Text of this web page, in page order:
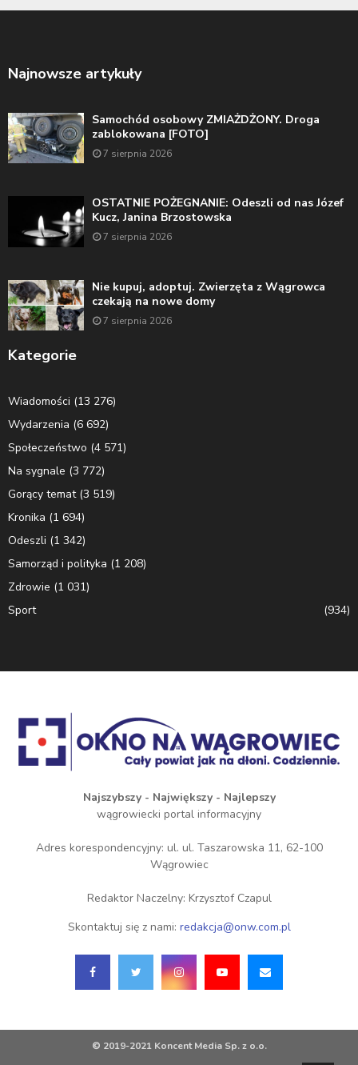
Najnowsze artykuły
Samochód osobowy ZMIAŻDŻONY. Droga
zablokowana [FOTO]
7 sierpnia 2026
OSTATNIE POŻEGNANIE: Odeszli od nas Józef
Kucz, Janina Brzostowska
7 sierpnia 2026
Nie kupuj, adoptuj. Zwierzęta z Wągrowca
czekają na nowe domy
7 sierpnia 2026
Kategorie
Wiadomości (13 276)
Wydarzenia (6 692)
Społeczeństwo (4 571)
Na sygnale (3 772)
Gorący temat(3 519)
Kronika (1 694)
Odeszli (1 342)
Samorząd i polityka (1 208)
Zdrowie (1 031)
Sport
(934)
Najszybszy - Największy - Najlepszy
wągrowiecki portal informacyjny
Adres korespondencyjny: ul. ul. Taszarowska 11, 62-100
Wągrowiec
Redaktor Naczelny: Krzysztof Czapul
Skontaktuj się z nami: redakcja@onw.com.pl
© 2019-2021 Koncent Media Sp. z o.o.